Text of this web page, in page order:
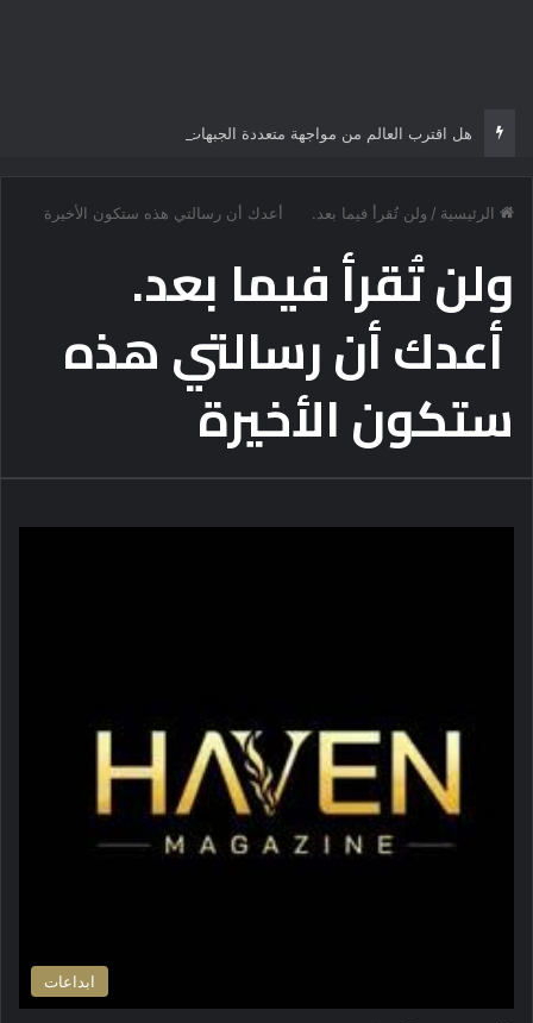
هل اقترب العالم من مواجهة متعددة الجبهات؟
الرئيسية / ولن تُقرأ فيما بعد. أعدك أن رسالتي هذه ستكون الأخيرة
ولن تُقرأ فيما بعد.
أعدك أن رسالتي هذه
ستكون الأخيرة
ابداعات